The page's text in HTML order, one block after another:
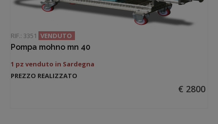
RIF.: 3351 VENDUTO
Pompa mohno mn 40
1 pz venduto in Sardegna
PREZZO REALIZZATO
€ 2800